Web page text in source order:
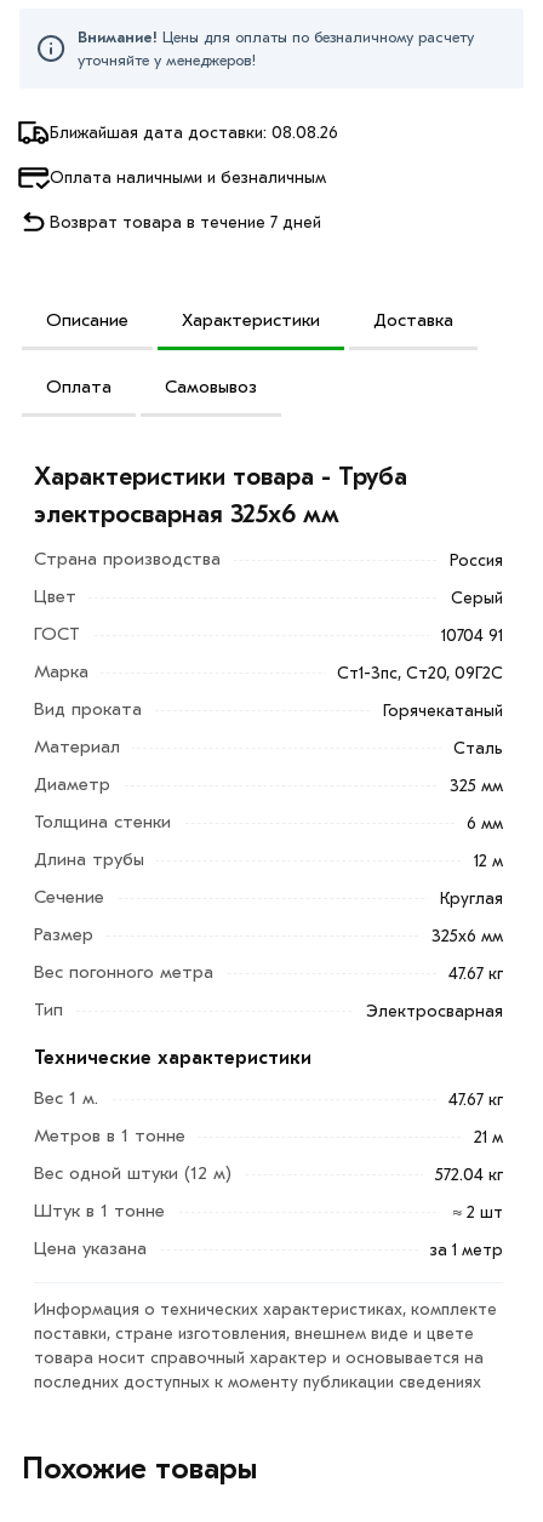
Ближайшая дата доставки: 08.08.26
Оплата наличными и безналичным
Возврат товара в течение 7 дней
Внимание! Цены для оплаты по безналичному расчету
уточняйте у менеджеров!
Описание Характеристики Доставка
Оплата Самовывоз
Труба электросварная 325х6 мм выпускаются с учетом
10704, 10705, СТО 00186217-477, ТУ 14-105-692.
Производятся из углеродистых марок с
неограниченной свариваемостью: СТ2ПС, СТ1ПС,
СТ3СП.
Применяется в Москве при монтаже отопления,
водопроводов, газоснабжения, инженерных сетей
другого назначения. Не используется прокат для
«Добавить в корзину»
«Быстрый заказ». Также можете купить позвонив по
контактам указанным на сайте.
Условия доставки и цены на товар Труба
электросварная 325х6 мм из категории
действительны в Москве и области. Наши
профессиональные менеджеры обработают заказ и
свяжутся с Вами для согласования условий доставки
соответствует всем стандартам качества. Возврат
Характеристики товара - Труба
электросварная 325х6 мм
Страна производства Россия
Цвет Серый
ГОСТ 10704 91
Марка Ст1-3пс, Ст20, 09Г2С
Вид проката Горячекатаный
Материал Сталь
Диаметр 325 мм
Толщина стенки 6 мм
Длина трубы 12 м
Сечение Круглая
Размер 325х6 мм
Вес погонного метра 47.67 кг
Тип Электросварная
Технические характеристики
Вес 1 м.
47.67 кг
Метров в 1 тонне 21 м
Вес одной штуки (12 м) 572.04 кг
Штук в 1 тонне ≈ 2 шт
Цена указана за 1 метр
Информация о технических характеристиках, комплекте
поставки, стране изготовления, внешнем виде и цвете
товара носит справочный характер и основывается на
последних доступных к моменту публикации сведениях
Похожие товары